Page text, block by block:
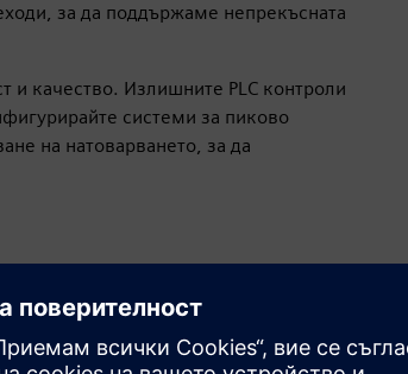
за да поддържаме непрекъсната
и качество. Излишните PLC контроли
системи за пиково
на натоварването, за да